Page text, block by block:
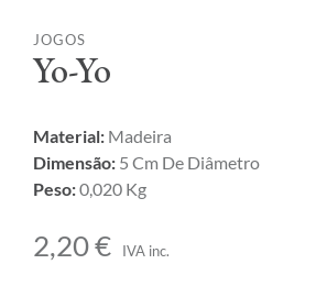
JOGOS
Yo-Yo
Material: Madeira
Dimensão: 5 Cm De Diâmetro
Peso:0,020 Kg
2,20€ IVA inc.